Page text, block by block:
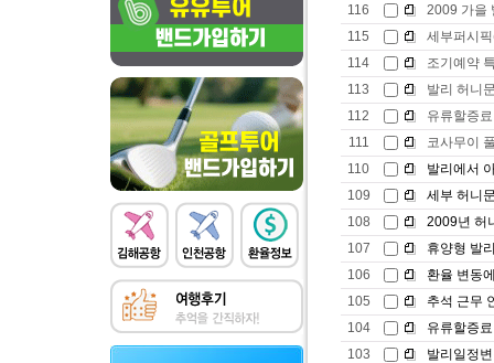
116
2009 가을
115
세부퍼시
114
조기예약
113
발리 허니
112
유류할증
111
코사무이
110
발리에서
109
세부 허니
108
2009년 허
107
휴양형 발
106
환율 변동
105
추석 근무
104
유류할증
103
발리일정